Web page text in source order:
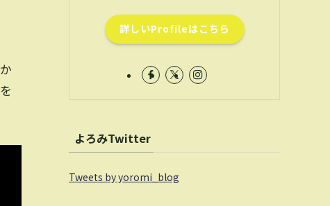
詳しいProfileはこちら
よろみTwitter
Tweets by yoromi_blog